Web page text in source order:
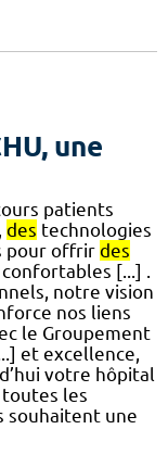
une
patients
des technologies
pour offrir des
[...] .
notre vision
nos liens
le Groupement
et excellence,
votre hôpital
les
souhaitent une